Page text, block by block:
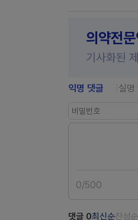
의약전
기사화된
익명 댓글 실명
0/500
댓글 0최신순찬성순